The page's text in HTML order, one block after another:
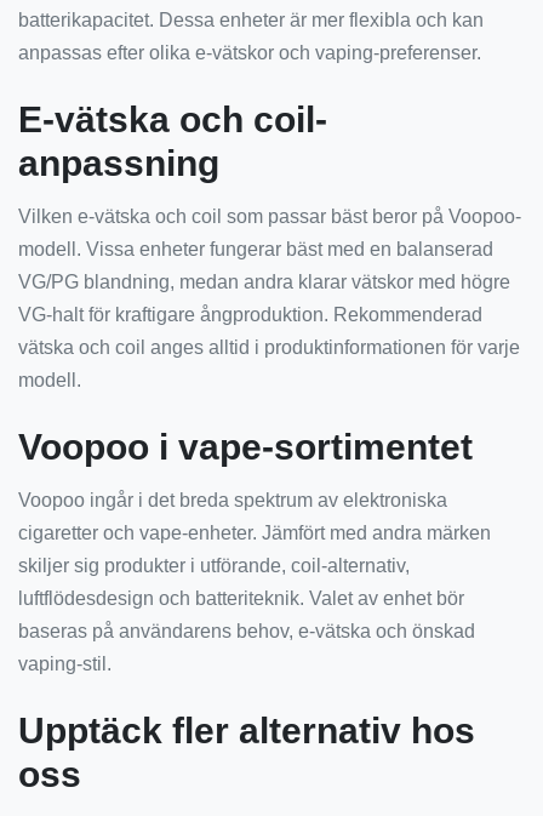
batterikapacitet. Dessa enheter är mer flexibla och kan
anpassas efter olika e-vätskor och vaping-preferenser.
E-vätska och coil-
anpassning
Vilken e-vätska och coil som passar bäst beror på Voopoo-
modell. Vissa enheter fungerar bäst med en balanserad
VG/PG blandning, medan andra klarar vätskor med högre
VG-halt för kraftigare ångproduktion. Rekommenderad
vätska och coil anges alltid i produktinformationen för varje
modell.
Voopoo i vape-sortimentet
Voopoo ingår i det breda spektrum av elektroniska
cigaretter och vape-enheter. Jämfört med andra märken
skiljer sig produkter i utförande, coil-alternativ,
luftflödesdesign och batteriteknik. Valet av enhet bör
baseras på användarens behov, e-vätska och önskad
vaping-stil.
Upptäck fler alternativ hos
oss